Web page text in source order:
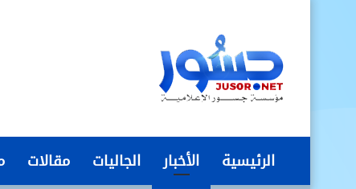
الرئيسية الأخبار الجاليات مقالات